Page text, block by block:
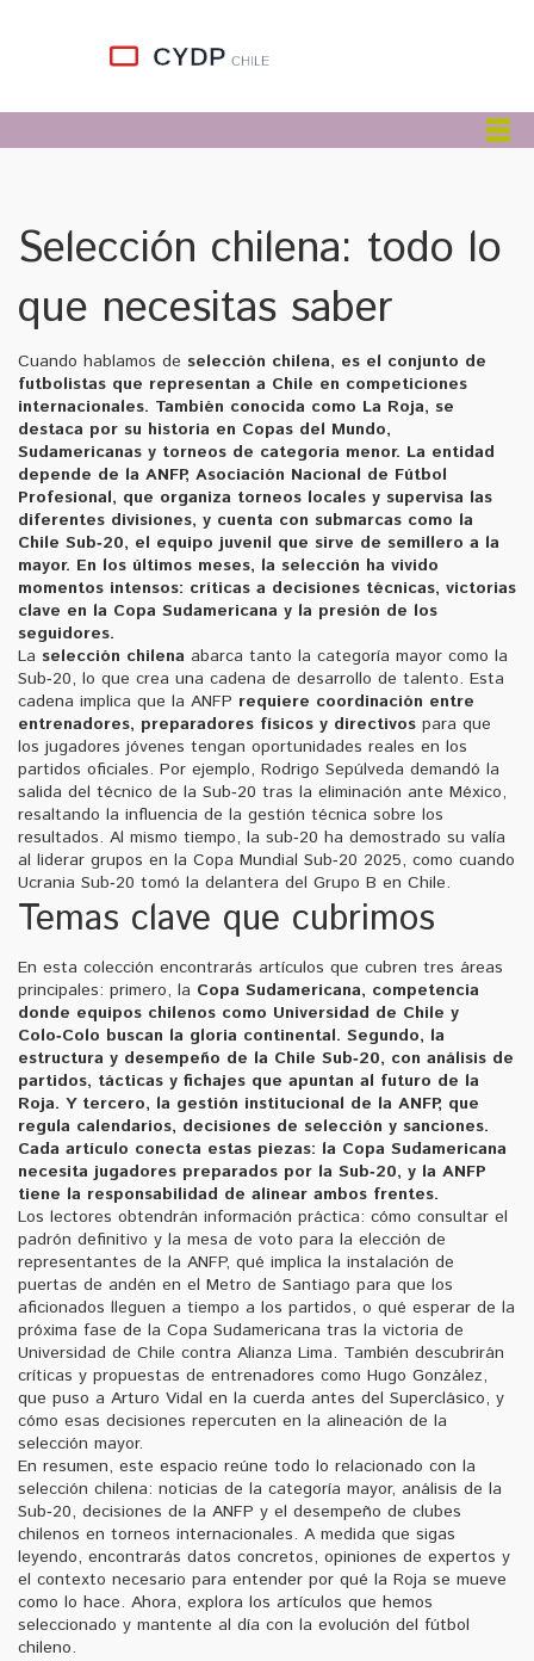
Selección chilena: todo lo
que necesitas saber
Cuando hablamos de selección chilena, es el conjunto de
futbolistas que representan a Chile en competiciones
internacionales. También conocida como La Roja, se
destaca por su historia en Copas del Mundo,
Sudamericanas y torneos de categoría menor. La entidad
depende de la ANFP, Asociación Nacional de Fútbol
Profesional, que organiza torneos locales y supervisa las
diferentes divisiones, y cuenta con submarcas como la
Chile Sub‑20, el equipo juvenil que sirve de semillero a la
mayor. En los últimos meses, la selección ha vivido
momentos intensos: críticas a decisiones técnicas, victorias
clave en la Copa Sudamericana y la presión de los
seguidores.
La selección chilena abarca tanto la categoría mayor como la
Sub‑20, lo que crea una cadena de desarrollo de talento. Esta
cadena implica que la ANFP requiere coordinación entre
entrenadores, preparadores físicos y directivos para que
los jugadores jóvenes tengan oportunidades reales en los
partidos oficiales. Por ejemplo, Rodrigo Sepúlveda demandó la
salida del técnico de la Sub‑20 tras la eliminación ante México,
resaltando la influencia de la gestión técnica sobre los
resultados. Al mismo tiempo, la sub‑20 ha demostrado su valía
al liderar grupos en la Copa Mundial Sub‑20 2025, como cuando
Ucrania Sub‑20 tomó la delantera del Grupo B en Chile.
Temas clave que cubrimos
En esta colección encontrarás artículos que cubren tres áreas
principales: primero, la Copa Sudamericana, competencia
donde equipos chilenos como Universidad de Chile y
Colo‑Colo buscan la gloria continental. Segundo, la
estructura y desempeño de la Chile Sub‑20, con análisis de
partidos, tácticas y fichajes que apuntan al futuro de la
Roja. Y tercero, la gestión institucional de la ANFP, que
regula calendarios, decisiones de selección y sanciones.
Cada artículo conecta estas piezas: la Copa Sudamericana
necesita jugadores preparados por la Sub‑20, y la ANFP
tiene la responsabilidad de alinear ambos frentes.
Los lectores obtendrán información práctica: cómo consultar el
padrón definitivo y la mesa de voto para la elección de
representantes de la ANFP, qué implica la instalación de
puertas de andén en el Metro de Santiago para que los
aficionados lleguen a tiempo a los partidos, o qué esperar de la
próxima fase de la Copa Sudamericana tras la victoria de
Universidad de Chile contra Alianza Lima. También descubrirán
críticas y propuestas de entrenadores como Hugo González,
que puso a Arturo Vidal en la cuerda antes del Superclásico, y
cómo esas decisiones repercuten en la alineación de la
selección mayor.
En resumen, este espacio reúne todo lo relacionado con la
selección chilena: noticias de la categoría mayor, análisis de la
Sub‑20, decisiones de la ANFP y el desempeño de clubes
chilenos en torneos internacionales. A medida que sigas
leyendo, encontrarás datos concretos, opiniones de expertos y
el contexto necesario para entender por qué la Roja se mueve
como lo hace. Ahora, explora los artículos que hemos
seleccionado y mantente al día con la evolución del fútbol
chileno.